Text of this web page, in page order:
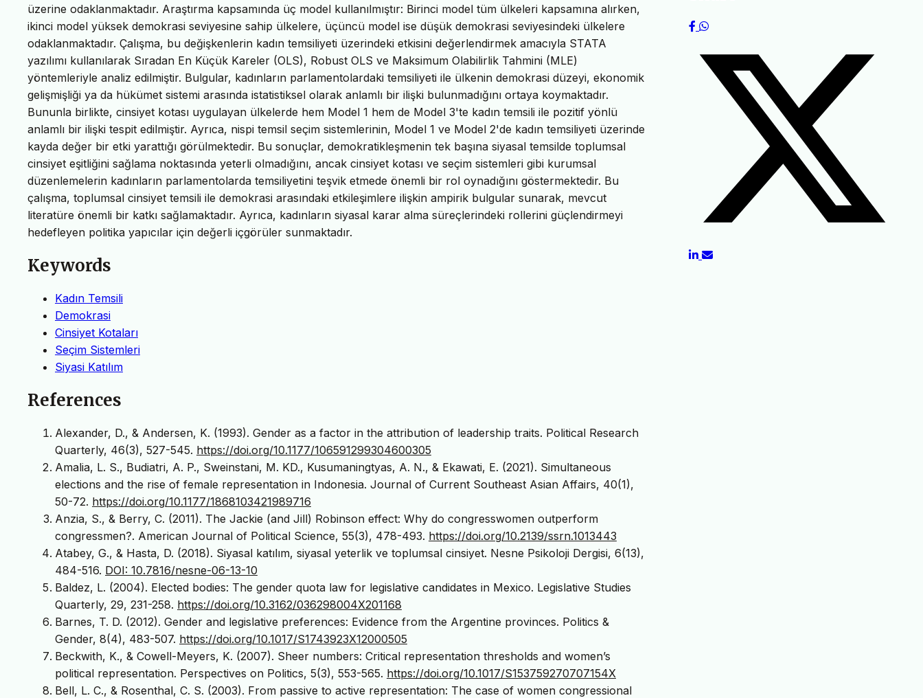
üzerine odaklanmaktadır. Araştırma kapsamında üç model kullanılmıştır: Birinci model tüm ülkeleri kapsamına alırken,
ikinci model yüksek demokrasi seviyesine sahip ülkelere, üçüncü model ise düşük demokrasi seviyesindeki ülkelere
odaklanmaktadır. Çalışma, bu değişkenlerin kadın temsiliyeti üzerindeki etkisini değerlendirmek amacıyla STATA
yazılımı kullanılarak Sıradan En Küçük Kareler (OLS), Robust OLS ve Maksimum Olabilirlik Tahmini (MLE)
yöntemleriyle analiz edilmiştir. Bulgular, kadınların parlamentolardaki temsiliyeti ile ülkenin demokrasi düzeyi, ekonomik
gelişmişliği ya da hükümet sistemi arasında istatistiksel olarak anlamlı bir ilişki bulunmadığını ortaya koymaktadır.
Bununla birlikte, cinsiyet kotası uygulayan ülkelerde hem Model 1 hem de Model 3'te kadın temsili ile pozitif yönlü
anlamlı bir ilişki tespit edilmiştir. Ayrıca, nispi temsil seçim sistemlerinin, Model 1 ve Model 2'de kadın temsiliyeti üzerinde
kayda değer bir etki yarattığı görülmektedir. Bu sonuçlar, demokratikleşmenin tek başına siyasal temsilde toplumsal
cinsiyet eşitliğini sağlama noktasında yeterli olmadığını, ancak cinsiyet kotası ve seçim sistemleri gibi kurumsal
düzenlemelerin kadınların parlamentolarda temsiliyetini teşvik etmede önemli bir rol oynadığını göstermektedir. Bu
çalışma, toplumsal cinsiyet temsili ile demokrasi arasındaki etkileşimlere ilişkin ampirik bulgular sunarak, mevcut
literatüre önemli bir katkı sağlamaktadır. Ayrıca, kadınların siyasal karar alma süreçlerindeki rollerini güçlendirmeyi
hedefleyen politika yapıcılar için değerli içgörüler sunmaktadır.
Keywords
Kadın Temsili
Demokrasi
Cinsiyet Kotaları
Seçim Sistemleri
Siyasi Katılım
References
Alexander, D., & Andersen, K. (1993). Gender as a factor in the attribution of leadership traits. Political Research
Quarterly, 46(3), 527-545. https://doi.org/10.1177/106591299304600305
Amalia, L. S., Budiatri, A. P., Sweinstani, M. KD., Kusumaningtyas, A. N., & Ekawati, E. (2021). Simultaneous
elections and the rise of female representation in Indonesia. Journal of Current Southeast Asian Affairs, 40(1),
50-72. https://doi.org/10.1177/1868103421989716
Anzia, S., & Berry, C. (2011). The Jackie (and Jill) Robinson effect: Why do congresswomen outperform
congressmen?. American Journal of Political Science, 55(3), 478-493. https://doi.org/10.2139/ssrn.1013443
Atabey, G., & Hasta, D. (2018). Siyasal katılım, siyasal yeterlik ve toplumsal cinsiyet. Nesne Psikoloji Dergisi, 6(13),
484-516. DOI: 10.7816/nesne-06-13-10
Baldez, L. (2004). Elected bodies: The gender quota law for legislative candidates in Mexico. Legislative Studies
Quarterly, 29, 231-258. https://doi.org/10.3162/036298004X201168
Barnes, T. D. (2012). Gender and legislative preferences: Evidence from the Argentine provinces. Politics &
Gender, 8(4), 483-507. https://doi.org/10.1017/S1743923X12000505
Beckwith, K., & Cowell-Meyers, K. (2007). Sheer numbers: Critical representation thresholds and women’s
political representation. Perspectives on Politics, 5(3), 553-565. https://doi.org/10.1017/S153759270707154X
Bell, L. C., & Rosenthal, C. S. (2003). From passive to active representation: The case of women congressional